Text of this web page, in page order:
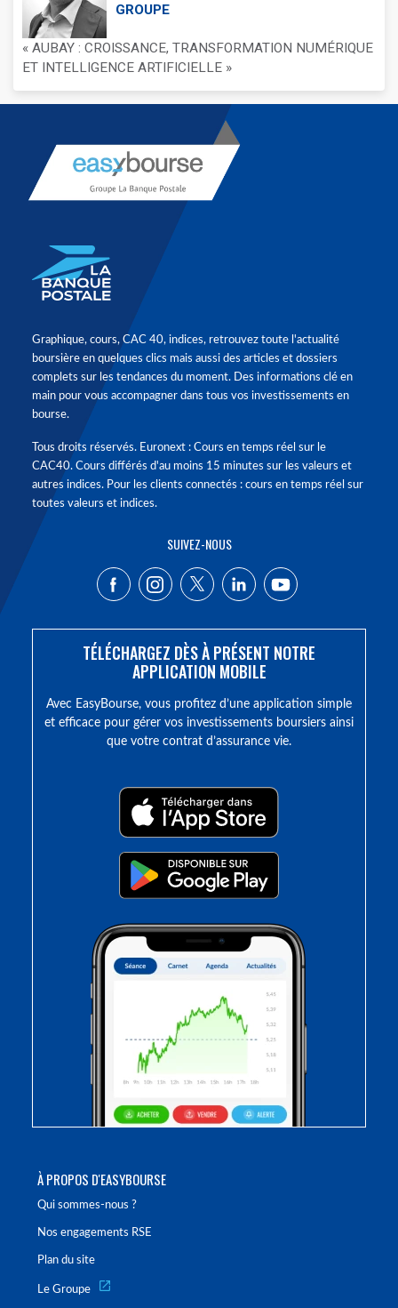
GROUPE
« AUBAY : CROISSANCE, TRANSFORMATION NUMÉRIQUE
ET INTELLIGENCE ARTIFICIELLE »
À PROPOS D'EASYBOURSE
Qui sommes-nous ?
Nos engagements RSE
Plan du site
Le Groupe
Graphique, cours, CAC 40, indices, retrouvez toute l'actualité
boursière en quelques clics mais aussi des articles et dossiers
complets sur les tendances du moment. Des informations clé en
main pour vous accompagner dans tous vos investissements en
bourse.
Tous droits réservés. Euronext : Cours en temps réel sur le
CAC40. Cours différés d'au moins 15 minutes sur les valeurs et
autres indices. Pour les clients connectés : cours en temps réel sur
toutes valeurs et indices.
SUIVEZ-NOUS
TÉLÉCHARGEZ DÈS À PRÉSENT NOTRE
APPLICATION MOBILE
Avec EasyBourse, vous profitez d’une application simple
et efficace pour gérer vos investissements boursiers ainsi
que votre contrat d’assurance vie.